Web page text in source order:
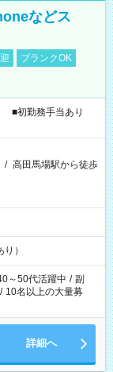
などス
ブランクOK
■初勤務手当あり
/ 高田馬場駅から徒歩
）
～50代活躍中 / 副
/ 10名以上の大量募
詳細へ